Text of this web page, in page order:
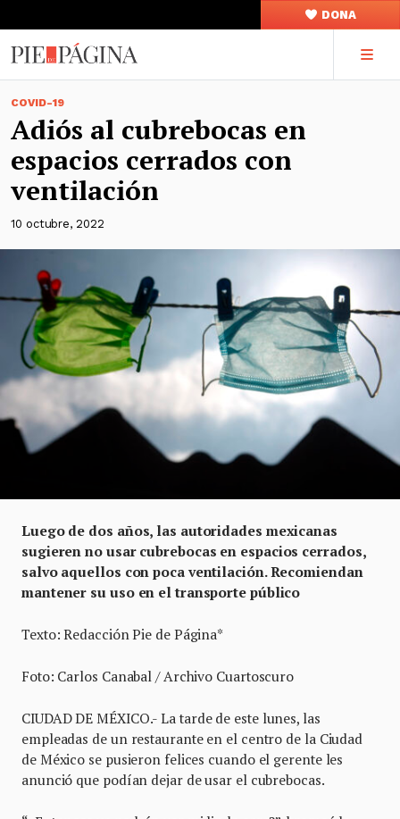
DONA
COVID-19
Adiós al cubrebocas en
espacios cerrados con
ventilación
10 octubre, 2022
Luego de dos años, las autoridades mexicanas
sugieren no usar cubrebocas en espacios cerrados,
salvo aquellos con poca ventilación. Recomiendan
mantener su uso en el transporte público
Texto: Redacción Pie de Página*
Foto: Carlos Canabal / Archivo Cuartoscuro
CIUDAD DE MÉXICO.- La tarde de este lunes, las
empleadas de un restaurante en el centro de la Ciudad
de México se pusieron felices cuando el gerente les
anunció que podían dejar de usar el cubrebocas.